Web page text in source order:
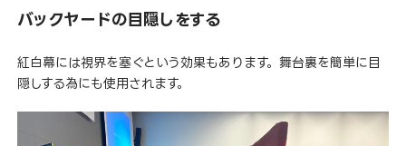
バックヤードの目隠しをする
紅白幕には視界を塞ぐという効果もあります。舞台裏を簡単に目
隠しする為にも使用されます。